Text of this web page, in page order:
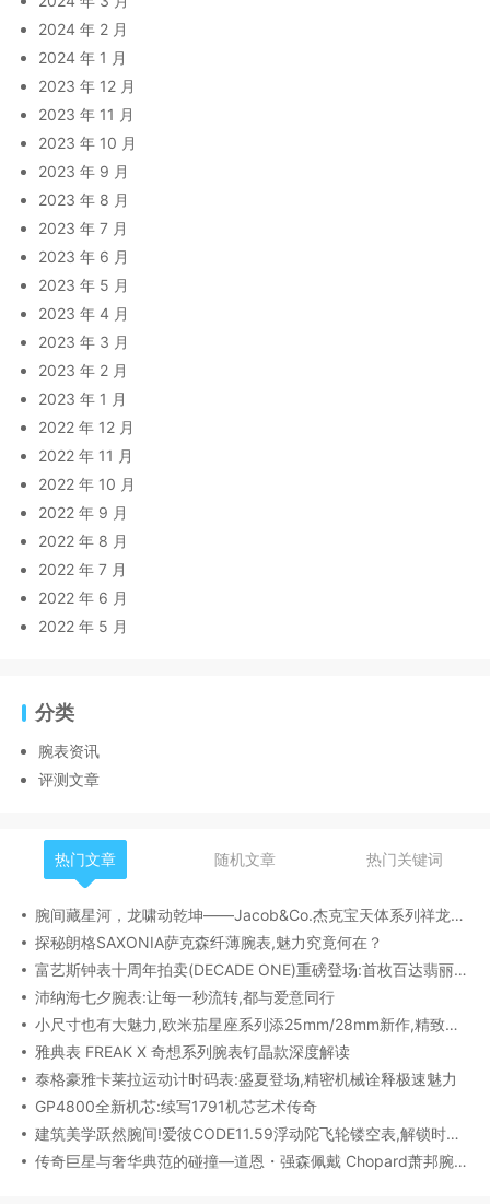
2024 年 2 月
2024 年 1 月
2023 年 12 月
2023 年 11 月
2023 年 10 月
2023 年 9 月
2023 年 8 月
2023 年 7 月
2023 年 6 月
2023 年 5 月
2023 年 4 月
2023 年 3 月
2023 年 2 月
2023 年 1 月
2022 年 12 月
2022 年 11 月
2022 年 10 月
2022 年 9 月
2022 年 8 月
2022 年 7 月
2022 年 6 月
2022 年 5 月
分类
腕表资讯
评测文章
热门文章 随机文章 热门关键词
腕间藏星河，龙啸动乾坤——Jacob&Co.杰克宝天体系列祥龙款艺术腕表解析
探秘朗格SAXONIA萨克森纤薄腕表,魅力究竟何在？
富艺斯钟表十周年拍卖(DECADE ONE)重磅登场:首枚百达翡丽1518精钢腕表领衔呈献
沛纳海七夕腕表:让每一秒流转,都与爱意同行
小尺寸也有大魅力,欧米茄星座系列添25mm/28mm新作,精致感拉满
雅典表 FREAK X 奇想系列腕表钌晶款深度解读​
泰格豪雅卡莱拉运动计时码表:盛夏登场,精密机械诠释极速魅力
GP4800全新机芯:续写1791机芯艺术传奇
建筑美学跃然腕间!爱彼CODE11.59浮动陀飞轮镂空表,解锁时间律动新形态
传奇巨星与奢华典范的碰撞—道恩・强森佩戴 Chopard萧邦腕表珠宝亮相威尼斯电影节